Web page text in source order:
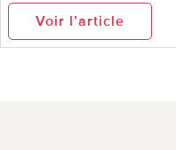
Voir l’article